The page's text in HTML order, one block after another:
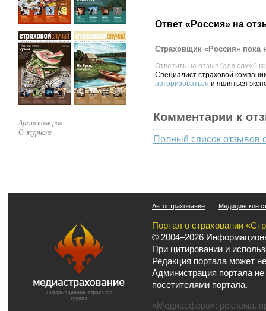
Архив номеров
О журнале
Ответ «Россия» на
Страховщик «Россия» пока
Ответить на отзыв (для служб
Специалист страховой
авторизоваться и являться
Комментарии к
Полный список отзывов
Автострахование Медицинское
Портал о страховании
© 2004–2026
При цитировании и
Редакция портала может
Администрация портала
посетителями портала.
«Медиасфера»: реклама,